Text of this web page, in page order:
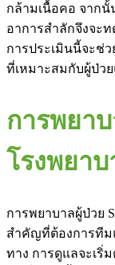
กล้ามเนื้อคอ จากนั้
อาการสำลักจึงจะ
การประเมินนี้จะช่
ที่เหมาะสมกับผู้ป่ว
การพยา
โรงพยาบ
การพยาบาลผู้ป่วย
สำคัญที่ต้องการที
ทาง การดูแลจะเ